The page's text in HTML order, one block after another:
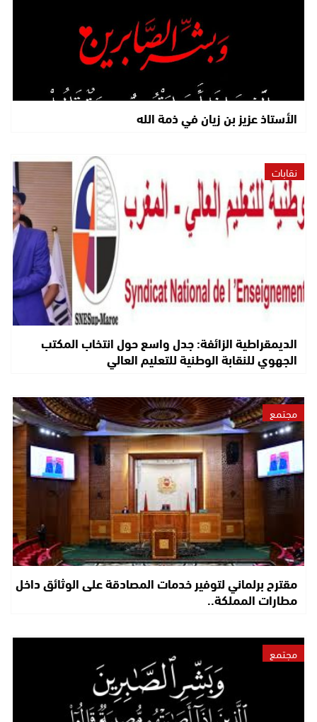
الأستاذ عزيز بن زيان في ذمة الله
نقابات
الديمقراطية الزائفة: جدل واسع حول انتخاب المكتب
الجهوي للنقابة الوطنية للتعليم العالي
مجتمع
مقترح برلماني لتوفير خدمات المصادقة على الوثائق داخل
مطارات المملكة..
مجتمع